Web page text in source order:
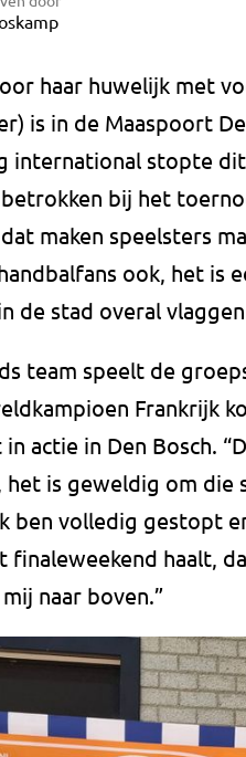
haar huwelijk met
is in de Maaspoort
international stopte
bij het
maken speelsters
ook, het is
de stad overal
team speelt de
Frankrijk
actie in Den Bosch.
het is geweldig om die
ben volledig gestopt
finaleweekend haalt,
naar boven.”